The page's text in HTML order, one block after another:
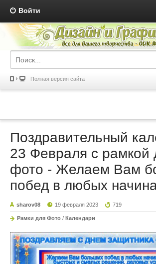
Войти
Полная версия сайта
Поздравительный
23 Февраля с рамкой
фото - Желаем Вам
побед в любых
sharov08 19 февраля 2023 719
Рамки для Фото / Календари